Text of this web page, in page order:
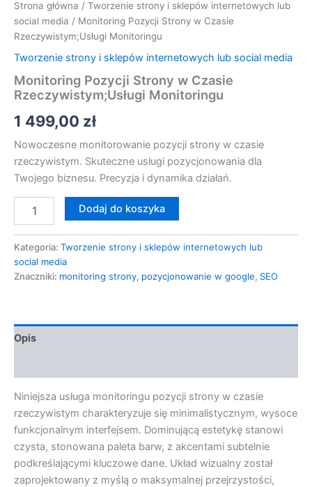
Strona główna / Tworzenie strony i sklepów internetowych lub
social media / Monitoring Pozycji Strony w Czasie
Rzeczywistym;Usługi Monitoringu
Tworzenie strony i sklepów internetowych lub social media
Monitoring Pozycji Strony w Czasie
Rzeczywistym;Usługi Monitoringu
1 499,00 zł
Nowoczesne monitorowanie pozycji strony w czasie
rzeczywistym. Skuteczne usługi pozycjonowania dla
Twojego biznesu. Precyzja i dynamika działań.
Dodaj do koszyka
Kategoria: Tworzenie strony i sklepów internetowych lub
social media
Znaczniki: monitoring strony, pozycjonowanie w google, SEO
Opis
Niniejsza usługa monitoringu pozycji strony w czasie
rzeczywistym charakteryzuje się minimalistycznym, wysoce
funkcjonalnym interfejsem. Dominującą estetykę stanowi
czysta, stonowana paleta barw, z akcentami subtelnie
podkreślającymi kluczowe dane. Układ wizualny został
zaprojektowany z myślą o maksymalnej przejrzystości,